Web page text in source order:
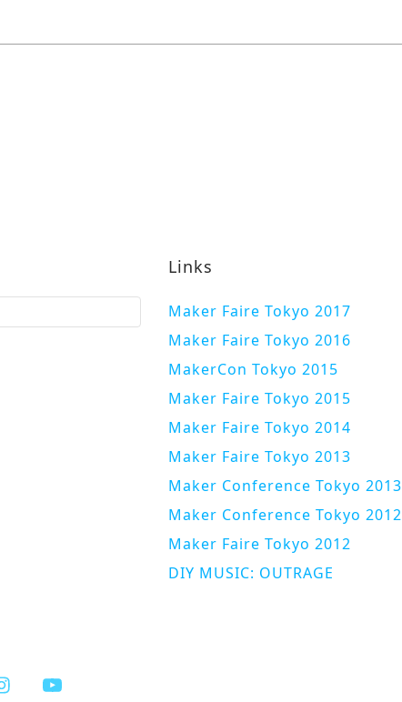
Links
Maker Faire Tokyo 2017
Maker Faire Tokyo 2016
MakerCon Tokyo 2015
Maker Faire Tokyo 2015
Maker Faire Tokyo 2014
Maker Faire Tokyo 2013
Maker Conference Tokyo 2013
Maker Conference Tokyo 2012
Maker Faire Tokyo 2012
DIY MUSIC: OUTRAGE